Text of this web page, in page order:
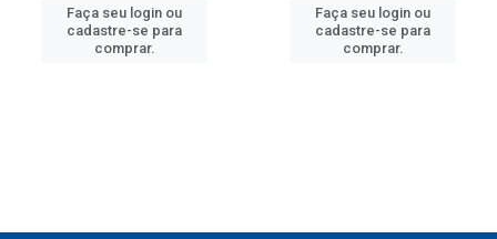
Faça seu login ou
cadastre-se para
comprar.
Faça seu login ou
cadastre-se para
comprar.